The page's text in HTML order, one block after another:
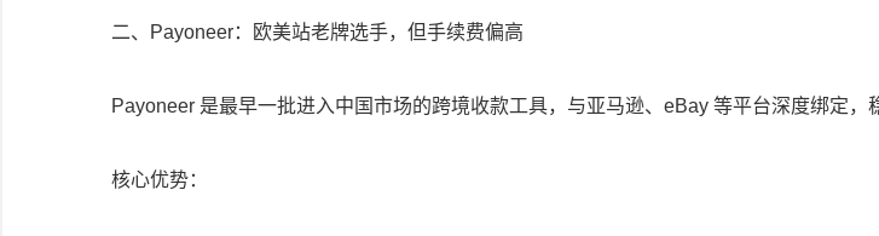
二、Payoneer：欧美站老牌选手，但手续费偏高
Payoneer 是最早一批进入中国市场的跨境收款工具，与亚马逊、eBay 等平台深度绑定，
核心优势：